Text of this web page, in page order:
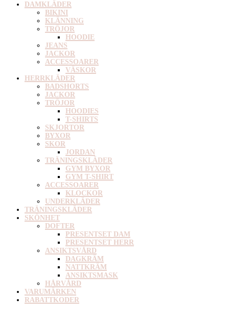
DAMKLÄDER
BIKINI
KLÄNNING
TRÖJOR
HOODIE
JEANS
JACKOR
ACCESSOARER
VÄSKOR
HERRKLÄDER
BADSHORTS
JACKOR
TRÖJOR
HOODIES
T-SHIRTS
SKJORTOR
BYXOR
SKOR
JORDAN
TRÄNINGSKLÄDER
GYM BYXOR
GYM T-SHIRT
ACCESSOARER
KLOCKOR
UNDERKLÄDER
TRÄNINGSKLÄDER
SKÖNHET
DOFTER
PRESENTSET DAM
PRESENTSET HERR
ANSIKTSVÅRD
DAGKRÄM
NATTKRÄM
ANSIKTSMASK
HÅRVÅRD
VARUMÄRKEN
RABATTKODER